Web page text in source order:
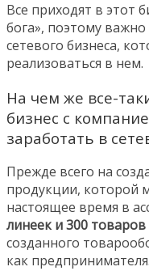
Все приходят в этот
бога», поэтому
сетевого бизнеса,
реализоваться в нем.
На чем же все-
бизнес с
заработать в
Прежде всего на
продукции, которой
настоящее время в
линеек и 300 товаров
созданного
как предпринимателя.